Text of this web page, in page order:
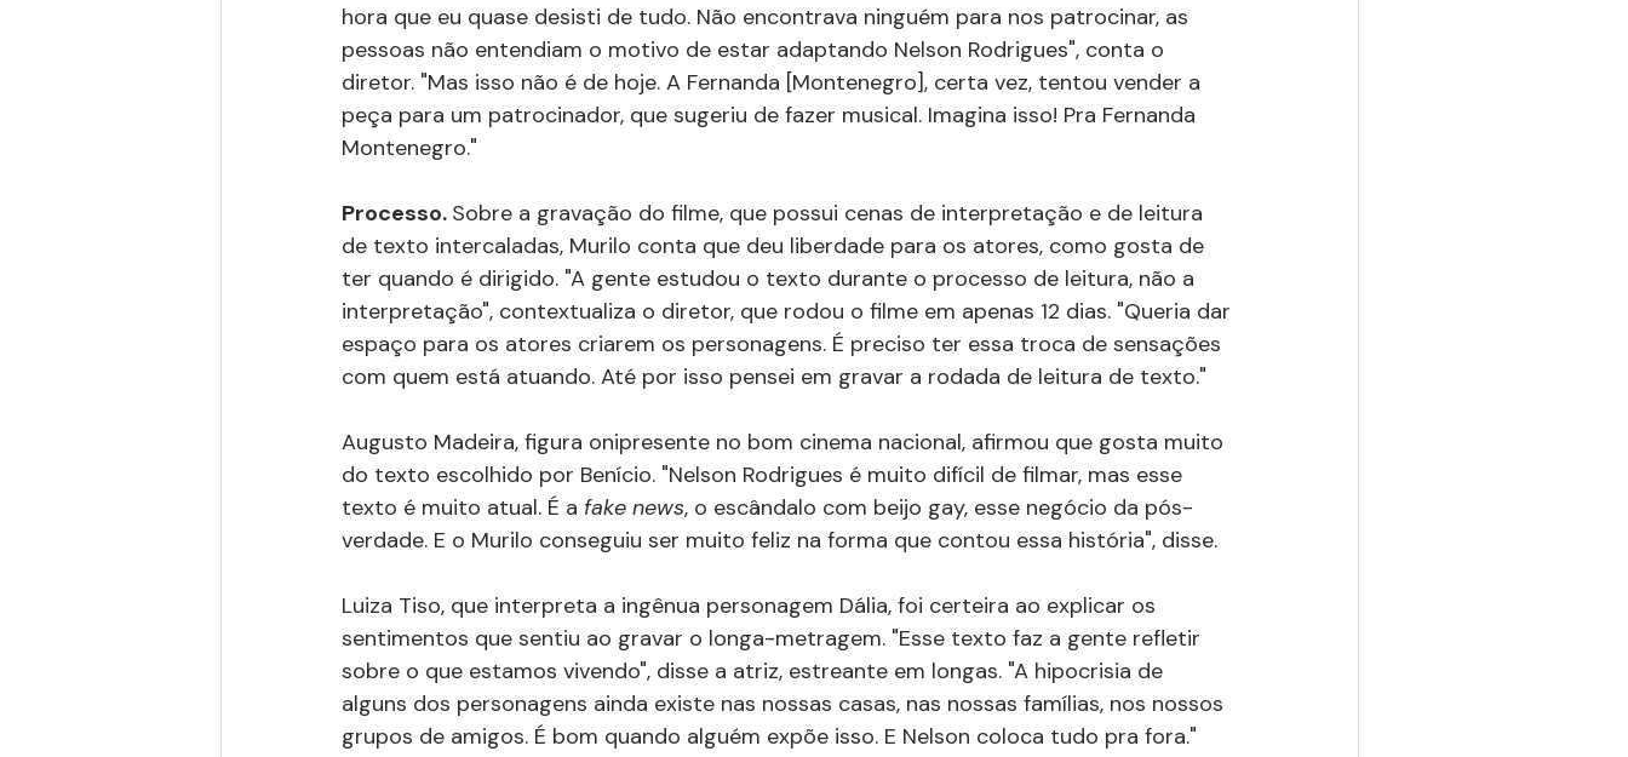
hora que eu quase desisti de tudo. Não encontrava ninguém para nos patrocinar, as
pessoas não entendiam o motivo de estar adaptando Nelson Rodrigues", conta o
diretor. "Mas isso não é de hoje. A Fernanda [Montenegro], certa vez, tentou vender a
peça para um patrocinador, que sugeriu de fazer musical. Imagina isso! Pra Fernanda
Montenegro."
Processo. Sobre a gravação do filme, que possui cenas de interpretação e de leitura
de texto intercaladas, Murilo conta que deu liberdade para os atores, como gosta de
ter quando é dirigido. "A gente estudou o texto durante o processo de leitura, não a
interpretação", contextualiza o diretor, que rodou o filme em apenas 12 dias. "Queria dar
espaço para os atores criarem os personagens. É preciso ter essa troca de sensações
com quem está atuando. Até por isso pensei em gravar a rodada de leitura de texto."
Augusto Madeira, figura onipresente no bom cinema nacional, afirmou que gosta muito
do texto escolhido por Benício. "Nelson Rodrigues é muito difícil de filmar, mas esse
texto é muito atual. É a fake news, o escândalo com beijo gay, esse negócio da pós-
verdade. E o Murilo conseguiu ser muito feliz na forma que contou essa história", disse.
Luiza Tiso, que interpreta a ingênua personagem Dália, foi certeira ao explicar os
sentimentos que sentiu ao gravar o longa-metragem. "Esse texto faz a gente refletir
sobre o que estamos vivendo", disse a atriz, estreante em longas. "A hipocrisia de
alguns dos personagens ainda existe nas nossas casas, nas nossas famílias, nos nossos
grupos de amigos. É bom quando alguém expõe isso. E Nelson coloca tudo pra fora."